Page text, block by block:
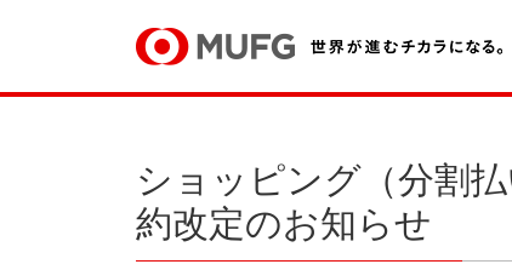
ショッピング（分割
約改定のお知らせ